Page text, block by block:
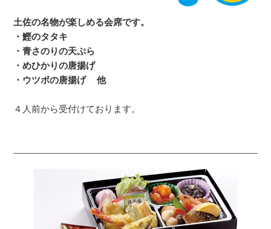
土佐の名物が楽しめる会席です。
・鰹のタタキ
・青さのりの天ぷら
・めひかりの唐揚げ
・ウツボの唐揚げ 他
４人前から受付けております。